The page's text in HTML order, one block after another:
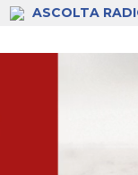
ASCOLTA